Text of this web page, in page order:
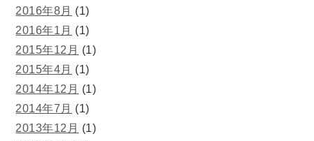
2016年8月 (1)
2016年1月 (1)
2015年12月 (1)
2015年4月 (1)
2014年12月 (1)
2014年7月 (1)
2013年12月 (1)